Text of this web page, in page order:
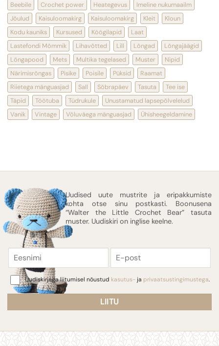
Beebile
Crochet power Heategevus
Imeline nukumaailm
Jõulud
Kaisuloomakirg Kaisuloomakirg Kleit
Kloun
Kodu kauniks
Kursused Köögilapid
Laat
Lastefondi Mõmmik
Lihavõtted Lill Lõngad
Lõngajäägid
Lõngapood
Mets Multika tegelased Muster
Nipid
Närimisrõngas
Pisike Poisile Püksid
Raamat
Riietega mänguasjad
Sall Sõbrapäev Tasuta
Tee ise
Täpid
Töötuba Tüdrukule
Unustamatud lapsepõlvelelud
Vanik
Vintage Võluväega mänguasjad Ühisheegeldamine
Uudised uute mustrite ja eripakkumiste
kohta otse sinu postkasti. Boonusena
“Walter the Little Crochet Bear” tasuta
muster. Uudiskiri on inglise keelne.
Eesnimi
post
ConsentUudiskirjaga liitumisel nõustud kasutus- ja privaatsustingimustega.